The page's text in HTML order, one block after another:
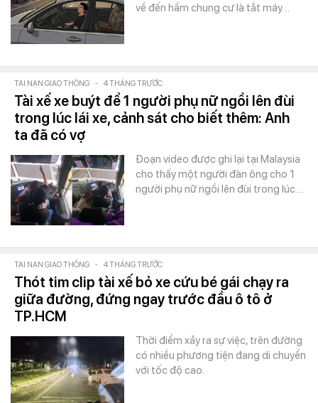
về đến hầm chung cư là tắt máy…
TAI NẠN GIAO THÔNG - 4 THÁNG TRƯỚC
Tài xế xe buýt để 1 người phụ nữ ngồi lên đùi
trong lúc lái xe, cảnh sát cho biết thêm: Anh
ta đã có vợ
Đoạn video được ghi lại tại Malaysia
cho thấy một người đàn ông cho 1
người phụ nữ ngồi lên đùi trong lúc…
TAI NẠN GIAO THÔNG - 4 THÁNG TRƯỚC
Thót tim clip tài xế bỏ xe cứu bé gái chạy ra
giữa đường, đứng ngay trước đầu ô tô ở
TP.HCM
Thời điểm xảy ra sự việc, trên đường
có nhiều phương tiện đang di chuyển
với tốc độ cao.